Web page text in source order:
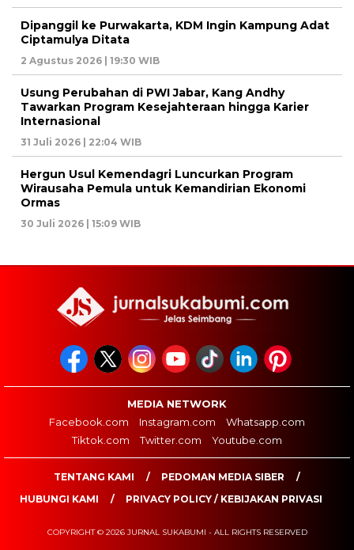
Dipanggil ke Purwakarta, KDM Ingin Kampung Adat
Ciptamulya Ditata
2 Agustus 2026 | 19:30 WIB
Usung Perubahan di PWI Jabar, Kang Andhy
Tawarkan Program Kesejahteraan hingga Karier
Internasional
31 Juli 2026 | 22:04 WIB
Hergun Usul Kemendagri Luncurkan Program
Wirausaha Pemula untuk Kemandirian Ekonomi
Ormas
30 Juli 2026 | 15:09 WIB
MEDIA NETWORK
Facebook.com
Instagram.com
Whatsapp.com
Tiktok.com
Twitter.com Youtube.com
TENTANG KAMI
PEDOMAN MEDIA SIBER
HUBUNGI KAMI
PRIVACY POLICY / KEBIJAKAN PRIVASI
COPYRIGHT © 2026 JURNAL SUKABUMI - ALL RIGHTS RESERVED